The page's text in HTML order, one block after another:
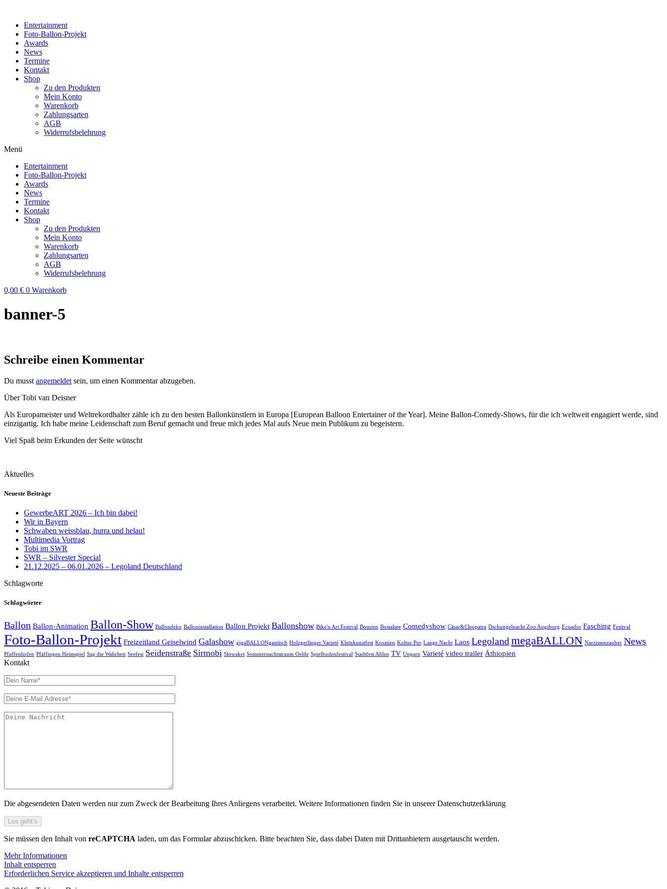
wechselnEntertainment
Foto-Ballon-Projekt
Awards
News
Termine
Kontakt
Shop
Zu den Produkten
Mein Konto
Warenkorb
Zahlungsarten
AGB
Widerrufsbelehrung
Menü
Entertainment
Foto-Ballon-Projekt
Awards
News
Termine
Kontakt
Shop
Zu den Produkten
Mein Konto
Warenkorb
Zahlungsarten
AGB
Widerrufsbelehrung
0,00 € 0 Warenkorb
banner-5
Schreibe einen Kommentar
Du musst angemeldet sein, um einen Kommentar abzugeben.
Über Tobi van Deisner
Als Europameister und Weltrekordhalter zähle ich zu den besten Ballonkünstlern in Europa [European Balloon Entertainer of the Year]. Meine Ballon-Comedy-Shows, für die ich weltweit engagiert werde, sind
einzigartig. Ich habe meine Leidenschaft zum Beruf gemacht und freue mich jedes Mal aufs Neue mein Publikum zu begeistern.
Viel Spaß beim Erkunden der Seite wünscht
Aktuelles
Neueste Beiträge
GewerbeART 2026 – Ich bin dabei!
Wir in Bayern
Schwaben weissblau, hurra und helau!
Multimedia Vortrag
Tobi im SWR
SWR – Silvester Special
21.12.2025 – 06.01.2026 – Legoland Deutschland
Schlagworte
Schlagwörter
Ballon Ballon-Animation Ballon-Show Ballondeko Balloninstallation Ballon Projekt Ballonshow Bike'n Art Festival Bosnien Bostalsee Comedyshow Cäsar&Cleopatra Dschungelnacht Zoo Augsburg Ecuador Fasching Festival
Foto-Ballon-Projekt Freizeitland Geiselwind Galashow gigaBALLONgantisch Holzgerlinger Varieté Kleinkunstfest Kroatien Kultur Pur Lange Nacht Laos Legoland megaBALLON Narzissenzauber News
Pfaffenhofen Pfäffingen Heimspiel Sag die Wahrheit Seefest Seidenstraße Sirmobi Slowakei Sommernachtstraum Oelde Spielbudenfestival Stadtfest Ahlen TV Ungarn Varieté video trailer Äthiopien
Kontakt
Die abgesendeten Daten werden nur zum Zweck der Bearbeitung Ihres Anliegens verarbeitet. Weitere Informationen finden Sie in unserer Datenschutzerklärung
Sie müssen den Inhalt von reCAPTCHA laden, um das Formular abzuschicken. Bitte beachten Sie, dass dabei Daten mit Drittanbietern ausgetauscht werden.
Mehr Informationen
Inhalt entsperren
Erforderlichen Service akzeptieren und Inhalte entsperren